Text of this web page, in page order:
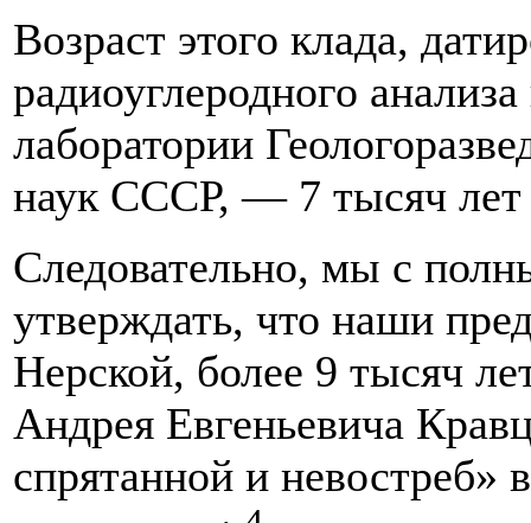
Возраст этого клада,
радиоуглеродного
лаборатории
наук СССР, — 7 тысяч
Следовательно, мы с
утверждать, что наши
Нерской, более 9 тысяч
Андрея Евгеньевича
спрятанной и невостреб»